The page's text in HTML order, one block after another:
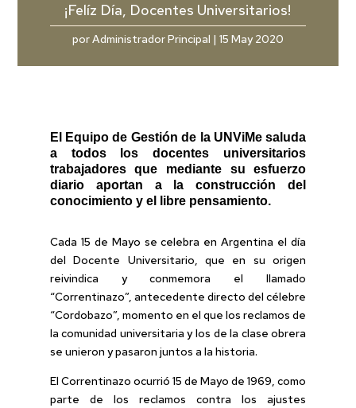
¡Felíz Día, Docentes Universitarios!
porAdministrador Principal | 15 May 2020
El Equipo de Gestión de la UNViMe saluda
a todos los docentes universitarios
trabajadores que mediante su esfuerzo
diario aportan a la construcción del
conocimiento y el libre pensamiento.
Cada 15 de Mayo se celebra en Argentina el día
del Docente Universitario, que en su origen
reivindica y conmemora el llamado
“Correntinazo”, antecedente directo del célebre
“Cordobazo”, momento en el que los reclamos de
la comunidad universitaria y los de la clase obrera
se unieron y pasaron juntos a la historia.
El Correntinazo ocurrió 15 de Mayo de 1969, como
parte de los reclamos contra los ajustes